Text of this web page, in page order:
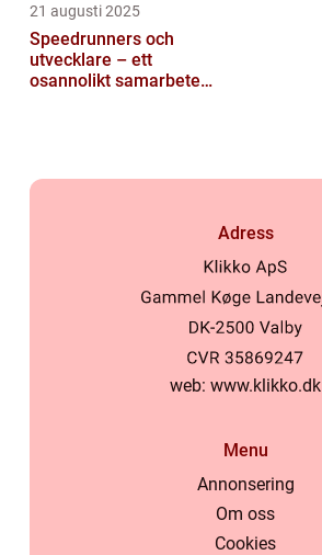
21 augusti 2025
Speedrunners och
utvecklare – ett
osannolikt samarbete
Adress
web: www.klikko.dk
Menu
Annonsering
Om oss
Cookies